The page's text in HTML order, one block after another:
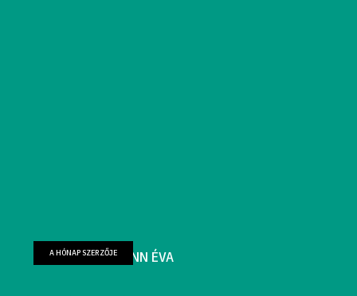
FARKAS WELLMANN ÉVA
A HÓNAP SZERZŐJE